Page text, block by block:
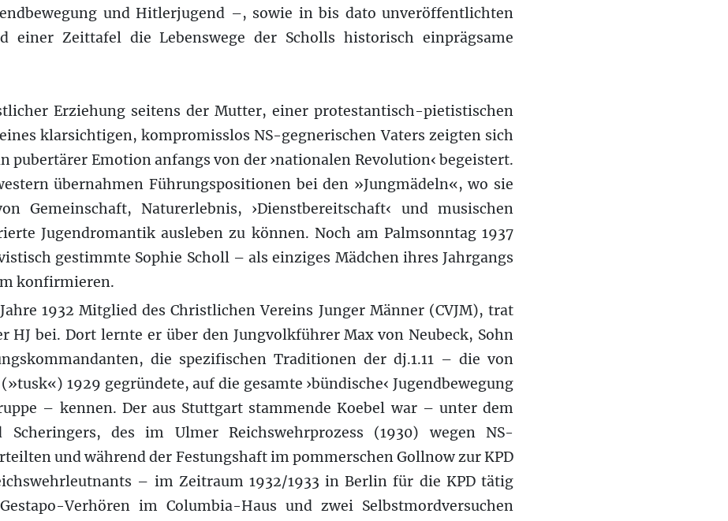
und Hitlerjugend –, sowie in bis dato unveröffentlichten
einer Zeittafel die Lebenswege der Scholls historisch einprägsame
Erziehung seitens der Mutter, einer protestantisch-pietistischen
klarsichtigen, kompromisslos NS-gegnerischen Vaters zeigten sich
pubertärer Emotion anfangs von der ›nationalen Revolution‹ begeistert.
übernahmen Führungspositionen bei den »Jungmädeln«, wo sie
Gemeinschaft, Naturerlebnis, ›Dienstbereitschaft‹ und musischen
Jugendromantik ausleben zu können. Noch am Palmsonntag 1937
gestimmte Sophie Scholl – als einziges Mädchen ihres Jahrgangs
konfirmieren.
1932 Mitglied des Christlichen Vereins Junger Männer (CVJM), trat
HJ bei. Dort lernte er über den Jungvolkführer Max von Neubeck, Sohn
die spezifischen Traditionen der dj.1.11 – die von
1929 gegründete, auf die gesamte ›bündische‹ Jugendbewegung
– kennen. Der aus Stuttgart stammende Koebel war – unter dem
Scheringers, des im Ulmer Reichswehrprozess (1930) wegen NS-
und während der Festungshaft im pommerschen Gollnow zur KPD
– im Zeitraum 1932/1933 in Berlin für die KPD tätig
Verhören im Columbia-Haus und zwei Selbstmordversuchen